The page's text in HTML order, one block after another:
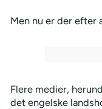
Men nu er der efter
Flere medier,
det engelske